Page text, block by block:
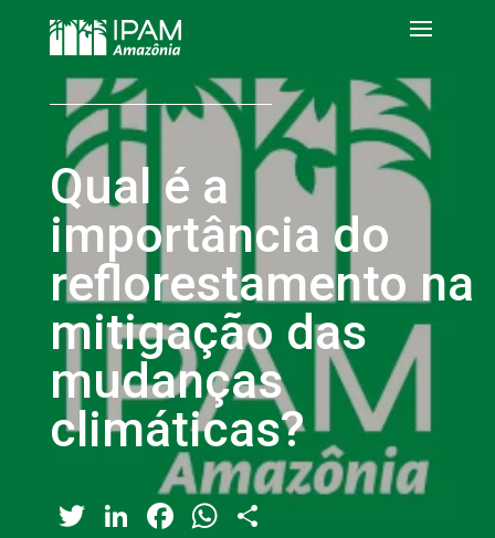
Qual é a
importância do
reflorestamento na
mitigação das
mudanças
climáticas?
Twitter
LinkedIn
Facebook
WhatsApp